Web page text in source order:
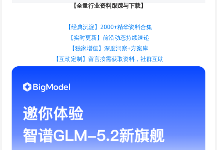
【全量行业资料跟踪与下载】
【经典沉淀】2000+精华资料合集
【实时更新】前沿动态持续速递
【独家增值】深度洞察+方案库
【互动定制】留言按需获取资料，社群互助